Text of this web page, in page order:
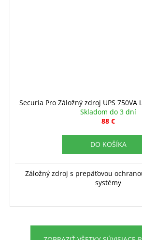
Securia Pro Záložný zdroj UPS 750VA
Skladom do 3 dní
88 €
DO KOŠÍKA
Záložný zdroj s prepäťovou
systémy